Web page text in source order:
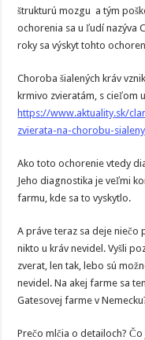
štrukturú mozgu a tým
ochorenia sa u ľudí nazýva
roky sa výskyt tohto
Choroba šialených kráv
krmivo zvieratám, s cieľom
https://www.aktuality.sk/
zvierata-na-chorobu-
Ako toto ochorenie vtedy
Jeho diagnostika je veľmi
farmu, kde sa to vyskytlo.
A práve teraz sa deje
nikto u kráv nevidel. Vyšli
zverat, len tak, lebo sú
nevidel. Na akej farme sa
Gatesovej farme v
Prečo mlčia o detailoch?